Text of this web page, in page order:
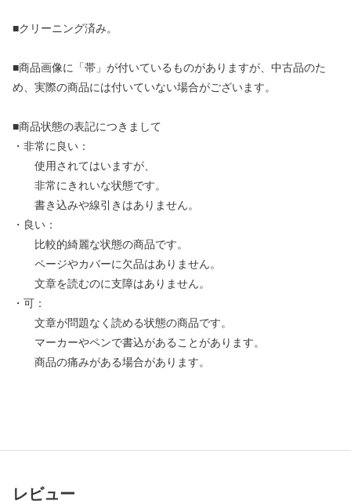
■クリーニング済み。
■商品画像に「帯」が付いているものがありますが、中古品のた
め、実際の商品には付いていない場合がございます。
■商品状態の表記につきまして
・非常に良い：
使用されてはいますが、
非常にきれいな状態です。
書き込みや線引きはありません。
・良い：
比較的綺麗な状態の商品です。
ページやカバーに欠品はありません。
文章を読むのに支障はありません。
・可：
文章が問題なく読める状態の商品です。
マーカーやペンで書込があることがあります。
商品の痛みがある場合があります。
レビュー